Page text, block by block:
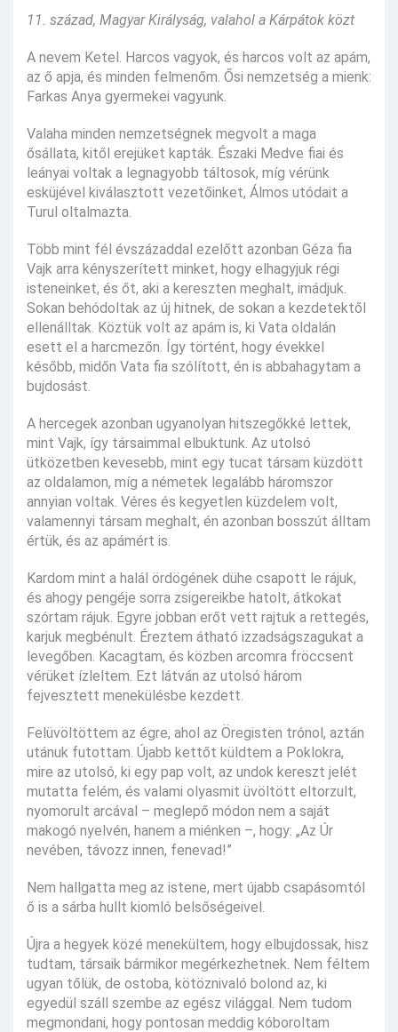
11. század, Magyar Királyság, valahol a Kárpátok közt
A nevem Ketel. Harcos vagyok, és harcos volt az apám,
az ő apja, és minden felmenőm. Ősi nemzetség a mienk:
Farkas Anya gyermekei vagyunk.
Valaha minden nemzetségnek megvolt a maga
ősállata, kitől erejüket kapták. Északi Medve fiai és
leányai voltak a legnagyobb táltosok, míg vérünk
esküjével kiválasztott vezetőinket, Álmos utódait a
Turul oltalmazta.
Több mint fél évszázaddal ezelőtt azonban Géza fia
Vajk arra kényszerített minket, hogy elhagyjuk régi
isteneinket, és őt, aki a kereszten meghalt, imádjuk.
Sokan behódoltak az új hitnek, de sokan a kezdetektől
ellenálltak. Köztük volt az apám is, ki Vata oldalán
esett el a harcmezőn. Így történt, hogy évekkel
később, midőn Vata fia szólított, én is abbahagytam a
bujdosást.
A hercegek azonban ugyanolyan hitszegőkké lettek,
mint Vajk, így társaimmal elbuktunk. Az utolsó
ütközetben kevesebb, mint egy tucat társam küzdött
az oldalamon, míg a németek legalább háromszor
annyian voltak. Véres és kegyetlen küzdelem volt,
valamennyi társam meghalt, én azonban bosszút álltam
értük, és az apámért is.
Kardom mint a halál ördögének dühe csapott le rájuk,
és ahogy pengéje sorra zsigereikbe hatolt, átkokat
szórtam rájuk. Egyre jobban erőt vett rajtuk a rettegés,
karjuk megbénult. Éreztem átható izzadságszagukat a
levegőben. Kacagtam, és közben arcomra fröccsent
vérüket ízleltem. Ezt látván az utolsó három
fejvesztett menekülésbe kezdett.
Felüvöltöttem az égre, ahol az Öregisten trónol, aztán
utánuk futottam. Újabb kettőt küldtem a Poklokra,
mire az utolsó, ki egy pap volt, az undok kereszt jelét
mutatta felém, és valami olyasmit üvöltött eltorzult,
nyomorult arcával – meglepő módon nem a saját
makogó nyelvén, hanem a miénken –, hogy: „Az Úr
nevében, távozz innen, fenevad!”
Nem hallgatta meg az istene, mert újabb csapásomtól
ő is a sárba hullt kiomló belsőségeivel.
Újra a hegyek közé menekültem, hogy elbujdossak, hisz
tudtam, társaik bármikor megérkezhetnek. Nem féltem
ugyan tőlük, de ostoba, kötöznivaló bolond az, ki
egyedül száll szembe az egész világgal. Nem tudom
megmondani, hogy pontosan meddig kóboroltam